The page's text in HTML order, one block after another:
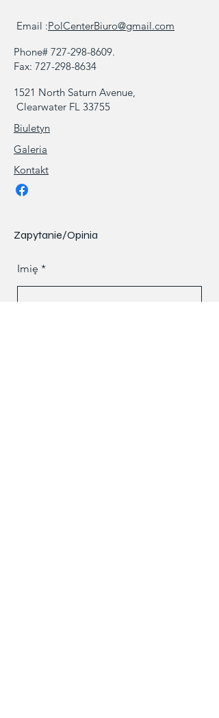
Email :PolCenterBiuro@gmail.com
Phone# 727-298-8609.
Fax: 727-298-8634
1521 North Saturn Avenue,
Clearwater FL 33755
Biuletyn
Galeria
Kontakt
Zapytanie/Opinia
Imię